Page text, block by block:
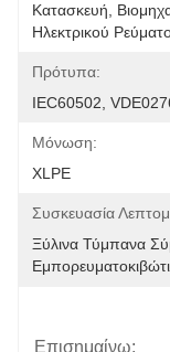
Κατασκευή,
Ηλεκτρικού
Πρότυπα:
IEC60502,
Μόνωση:
XLPE
Συσκευασία
Ξύλινα Τύμπανα
Επισημαίνω: